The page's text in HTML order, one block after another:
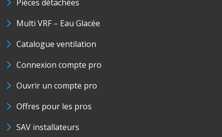
Pièces détachées
Multi VRF – Eau Glacée
Catalogue ventilation
Connexion compte pro
Ouvrir un compte pro
Offres pour les pros
SAV installateurs